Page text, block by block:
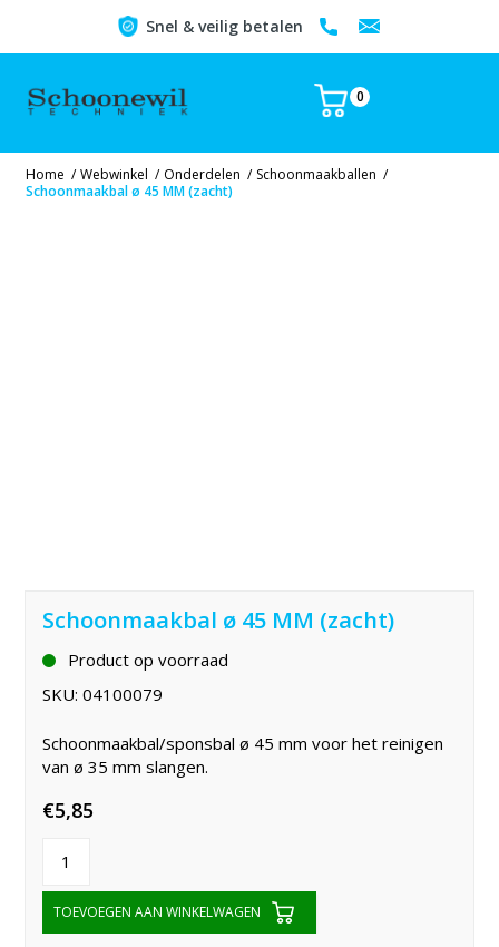
Snel & veilig betalen
0
Home / Webwinkel / Onderdelen / Schoonmaakballen /
Schoonmaakbal ø 45 MM (zacht)
Schoonmaakbal ø 45 MM (zacht)
Product op voorraad
SKU:04100079
Schoonmaakbal/sponsbal ø 45 mm voor het reinigen
van ø 35 mm slangen.
€5,85
TOEVOEGEN AAN WINKELWAGEN